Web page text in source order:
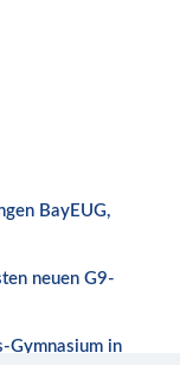
BayEUG,
neuen G9-
Gymnasium in